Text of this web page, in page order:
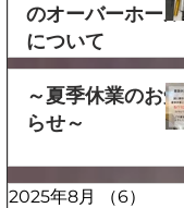
のオーバーホール
について
～夏季休業のお知
らせ～
2025年8月 （6）